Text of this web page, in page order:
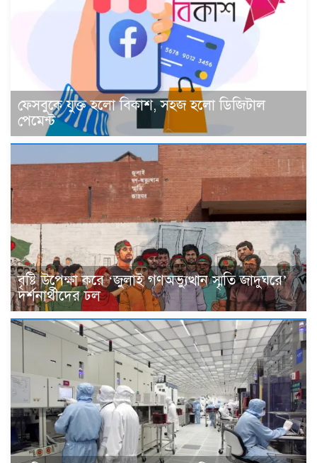
ফেসবুকে যুক্ত হলো বিকাশ, সহজ হলো ডিজিটাল
পেমেন্ট
বৃষ্টি উপেক্ষা করে ‘জুলাই গণঅভ্যুত্থান স্মৃতি জাদুঘরে’
দর্শনার্থীদের ঢল